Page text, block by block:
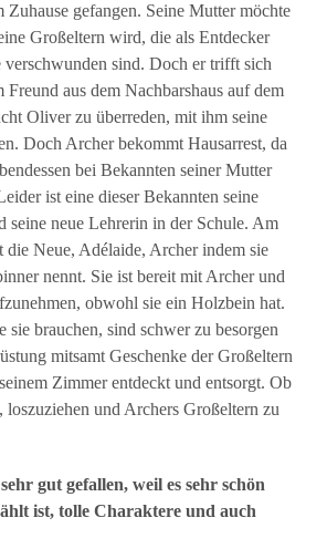
Zuhause gefangen. Seine Mutter möchte
Großeltern wird, die als Entdecker
verschwunden sind. Doch er trifft sich
aus dem Nachbarshaus auf dem
Oliver zu überreden, mit ihm seine
Doch Archer bekommt Hausarrest, da
bei Bekannten seiner Mutter
ist eine dieser Bekannten seine
seine neue Lehrerin in der Schule. Am
die Neue, Adélaide, Archer indem sie
nennt. Sie ist bereit mit Archer und
obwohl sie ein Holzbein hat.
brauchen, sind schwer zu besorgen
mitsamt Geschenke der Großeltern
Zimmer entdeckt und entsorgt. Ob
loszuziehen und Archers Großeltern zu
gut gefallen, weil es sehr schön
ist, tolle Charaktere und auch